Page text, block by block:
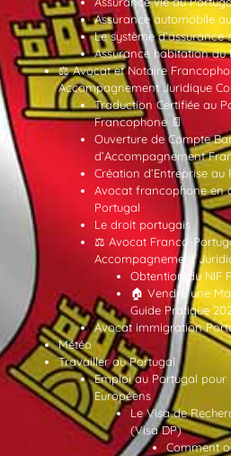
Assurance automobile
Le système
Assurance habitation au
⚖️ Avocat et Notaire
Accompagnement Juridique
Traduction Certifiée au
Francophone 📄
Ouverture de Compte
d’Accompagnement
Création d’Entreprise au
Avocat francophone en
Portugal
Le droit portugais
⚖️ Avocat Franco-
Accompagnement
Obtention du NIF
🏠 Vendre une
Guide Pratique
Avocat immigration
Météo
Travailler au Portugal
Emploi au Portugal
Européens
Le Visa de
(Visa DP)
Comment